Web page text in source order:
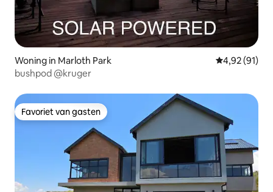
Woning in Marloth Park Gemiddelde
4,92 (91)
bushpod @kruger
Favoriet van gasten
Favoriet van gasten